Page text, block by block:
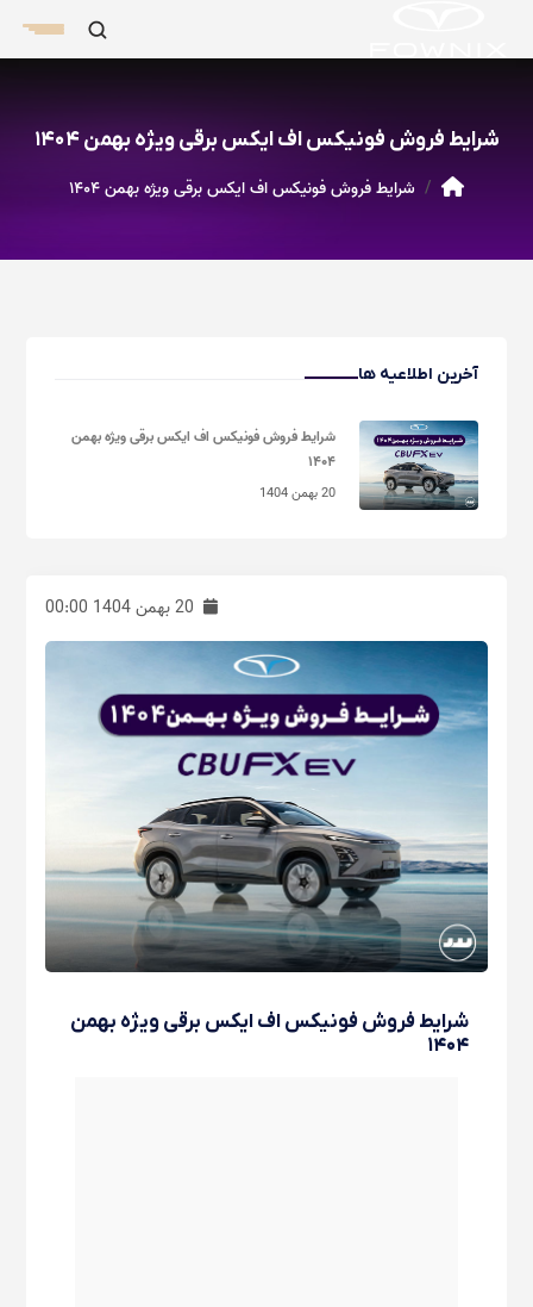
شرایط فروش فونیکس اف ایکس برقی ویژه بهمن ۱۴۰۴
شرایط فروش فونیکس اف ایکس برقی ویژه بهمن ۱۴۰۴
آخرین اطلاعیه ها
شرایط فروش فونیکس اف ایکس برقی ویژه بهمن
۱۴۰۴
20 بهمن 1404
شرایط فروش فونیکس اف ایکس برقی ویژه بهمن
۱۴۰۴